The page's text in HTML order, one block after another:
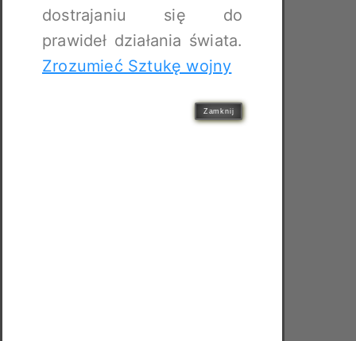
dostrajaniu się do
prawideł działania świata.
Zrozumieć Sztukę wojny
Zamknij